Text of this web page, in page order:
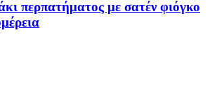
περπατήματος με σατέν φιόγκο